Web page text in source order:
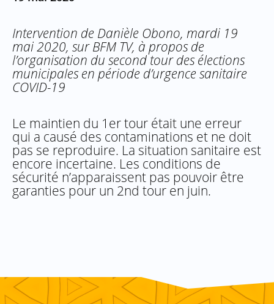
Intervention de Danièle Obono, mardi 19
mai 2020, sur BFM TV, à propos de
l’organisation du second tour des élections
municipales en période d’urgence sanitaire
COVID-19
Le maintien du 1er tour était une erreur
qui a causé des contaminations et ne doit
pas se reproduire. La situation sanitaire est
encore incertaine. Les conditions de
sécurité n’apparaissent pas pouvoir être
garanties pour un 2nd tour en juin.